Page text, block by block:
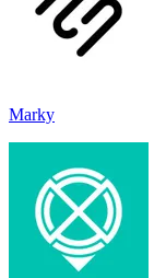
Marky